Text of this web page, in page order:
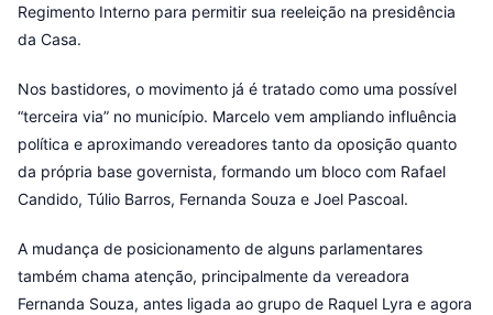
Regimento Interno para permitir sua reeleição na presidência
da Casa.
Nos bastidores, o movimento já é tratado como uma possível
“terceira via” no município. Marcelo vem ampliando influência
política e aproximando vereadores tanto da oposição quanto
da própria base governista, formando um bloco com Rafael
Candido, Túlio Barros, Fernanda Souza e Joel Pascoal.
A mudança de posicionamento de alguns parlamentares
também chama atenção, principalmente da vereadora
Fernanda Souza, antes ligada ao grupo de Raquel Lyra e agora